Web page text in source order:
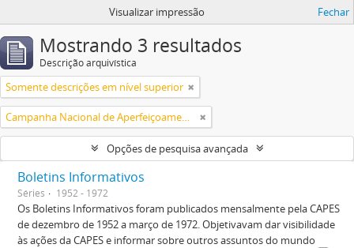
Visualizar impressão Fechar
Mostrando 3 resultados
Descrição arquivística
Somente descrições em nível superior
Campanha Nacional de Aperfeiçoamento de Pessoal de Nível Superior (CAPES)
Opções de pesquisa avançada
Boletins Informativos
Séries 1952 - 1972
Os Boletins Informativos foram publicados mensalmente pela CAPES
de dezembro de 1952 a março de 1972. Objetivavam dar visibilidade
às ações da CAPES e informar sobre outros assuntos do mundo